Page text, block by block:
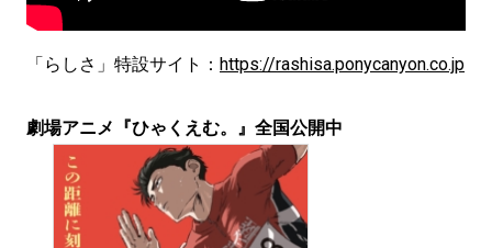
「らしさ」特設サイト： https://rashisa.ponycanyon.co.jp
劇場アニメ『ひゃくえむ。』全国公開中